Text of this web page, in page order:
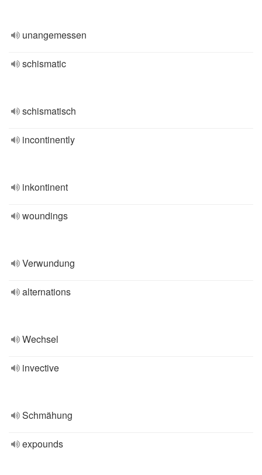
unangemessen
schismatic
schismatisch
incontinently
inkontinent
woundings
Verwundung
alternations
Wechsel
invective
Schmähung
expounds